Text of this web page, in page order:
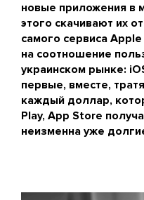
новые приложения в
этого скачивают их
самого сервиса
на соотношение
украинском рынке:
первые, вместе,
каждый доллар,
Play, App Store
неизменна уже